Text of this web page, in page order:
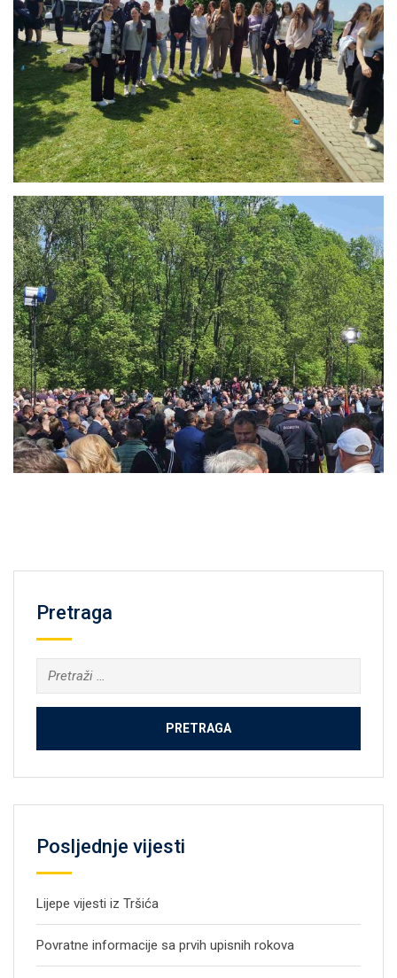
Pretraga
Pretraga:
Posljednje vijesti
Lijepe vijesti iz Tršića
Povratne informacije sa prvih upisnih rokova